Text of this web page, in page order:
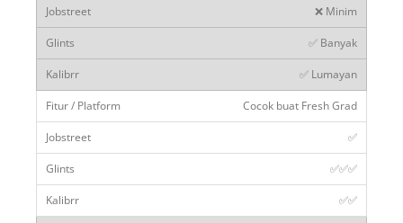
❌ Minim
✅ Banyak
✅ Lumayan
Cocok buat Fresh Grad
✅
✅✅✅
✅✅